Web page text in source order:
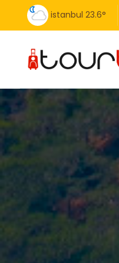
istanbul 23.6°